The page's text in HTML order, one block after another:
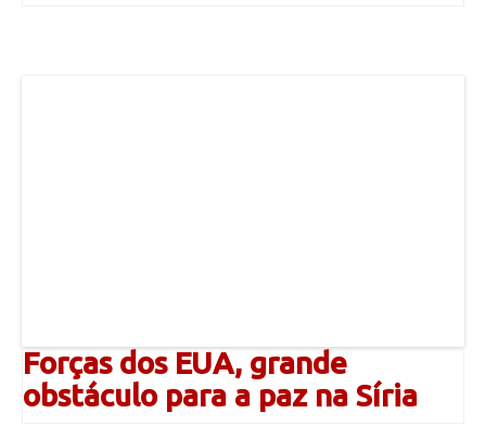
Forças dos EUA, grande
obstáculo para a paz na Síria